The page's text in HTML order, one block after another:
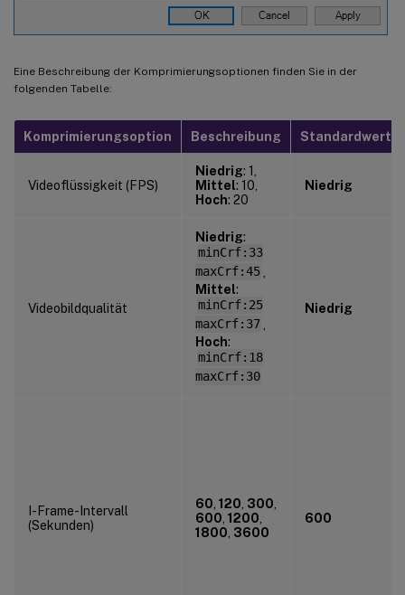
Eine Beschreibung der Komprimierungsoptionen finden Sie in der
folgenden Tabelle:
Komprimierungsoption Beschreibung Standardwert
Videoflüssigkeit (FPS)
Niedrig: 1,
Mittel: 10,
Hoch: 20
Niedrig
Videobildqualität
Niedrig:
minCrf:33
maxCrf:45
Mittel:
minCrf:25
maxCrf:37
Hoch:
minCrf:18
maxCrf:30
Niedrig
I-Frame-Intervall
(Sekunden)
60 120 300
600 1200
1800 3600
600